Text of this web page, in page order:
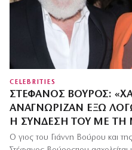
CELEBRITIES
ΣΤΈΦΑΝΟΣ ΒΟΎΡΟΣ:
ΑΝΑΓΝΏΡΙΖΑΝ ΈΞΩ
Η ΣΎΝΔΕΣΉ ΤΟΥ ΜΕ ΤΗ
Ο γιος του Γιάννη Βούρου και